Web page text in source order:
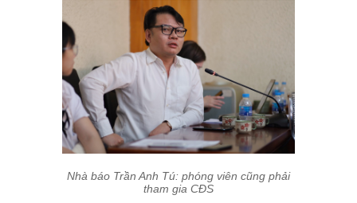
Nhà báo Trần Anh Tú: phóng viên cũng phải
tham gia CĐS